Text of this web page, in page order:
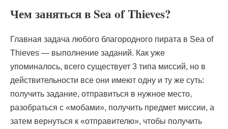
Чем заняться в Sea of Thieves?
Главная задача любого благородного пирата в Sea of
Thieves — выполнение заданий. Как уже
упоминалось, всего существует 3 типа миссий, но в
действительности все они имеют одну и ту же суть:
получить задание, отправиться в нужное место,
разобраться с «мобами», получить предмет миссии, а
затем вернуться к «отправителю», чтобы получить